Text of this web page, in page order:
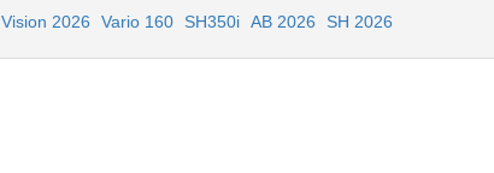
Vision 2026 Vario 160 SH350i AB 2026 SH 2026